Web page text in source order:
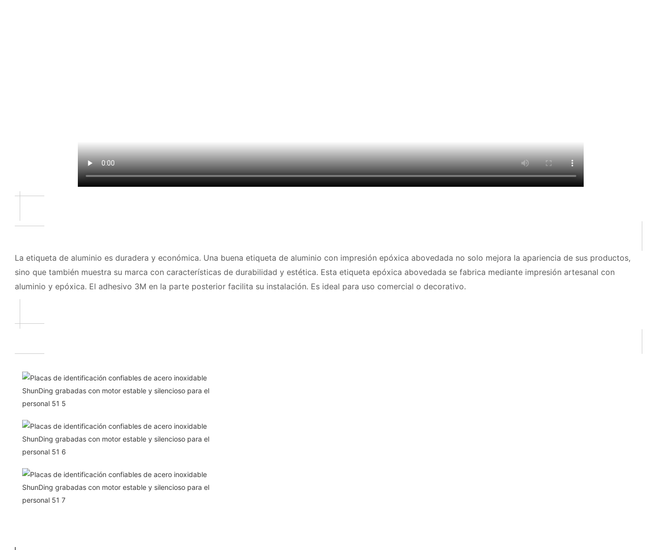
La etiqueta de aluminio es duradera y económica. Una buena etiqueta de aluminio con impresión epóxica abovedada no solo mejora la apariencia de sus productos,
sino que también muestra su marca con características de durabilidad y estética. Esta etiqueta epóxica abovedada se fabrica mediante impresión artesanal con
aluminio y epóxica. El adhesivo 3M en la parte posterior facilita su instalación. Es ideal para uso comercial o decorativo.